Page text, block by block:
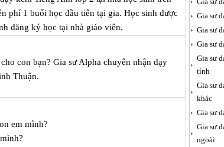
phí 1 buổi học đầu tiên tại gia. Học sinh được
đăng ký học tại nhà giáo viên.
con bạn? Gia sư Alpha chuyên nhận dạy
Thuận.
em mình?
Gia sư
Gia sư
Gia sư
Gia sư
tính
Gia sư
khác
Gia sư
Gia sư
ngoài